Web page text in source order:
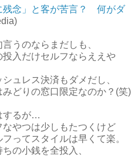
残念」と客が苦言？ 何がダ
うのならまだしも、
入だけセルフならええや
ュレス決済もダメだし、
どりの窓口限定なのか？(笑)
するが…
やつは少しもたつくけど
ってスタイルは早くて楽。
の小銭を全投入、